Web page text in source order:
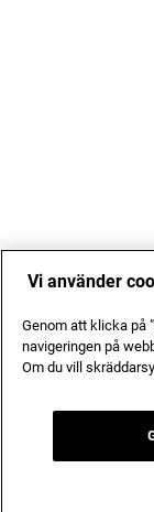
Vi använder
Genom att klicka på
navigeringen på
Om du vill